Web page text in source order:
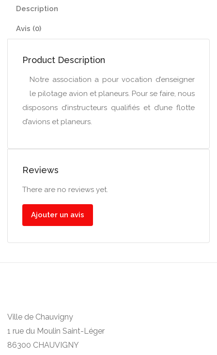
Description
Avis (0)
Product Description
Notre association a pour vocation d’enseigner
le pilotage avion et planeurs. Pour se faire, nous
disposons d’instructeurs qualifiés et d’une flotte
d’avions et planeurs.
Reviews
There are no reviews yet.
Ajouter un avis
Ville de Chauvigny
1 rue du Moulin Saint-Léger
86300 CHAUVIGNY